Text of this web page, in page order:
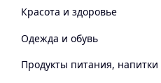
Красота и здоровье
Одежда и обувь
Продукты питания, напитки